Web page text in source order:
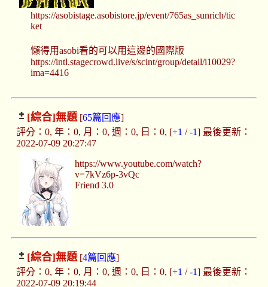
https://asobistage.asobistore.jp/event/765as_sunrich/tic
ket
懶得用asobi看的可以用這邊的國際版
https://intl.stagecrowd.live/s/scint/group/detail/i10029?
ima=4416
[綜合]無題[65篇回應]
評分：0, 年：0, 月：0, 週：0, 日：0, [+1 /-1] 最後更新：
2022-07-09 20:27:47
https://www.youtube.com/watch?
v=7kVz6p-3vQc
Friend 3.0
[綜合]無題[4篇回應]
評分：0, 年：0, 月：0, 週：0, 日：0, [+1 /-1] 最後更新：
2022-07-09 20:19:44